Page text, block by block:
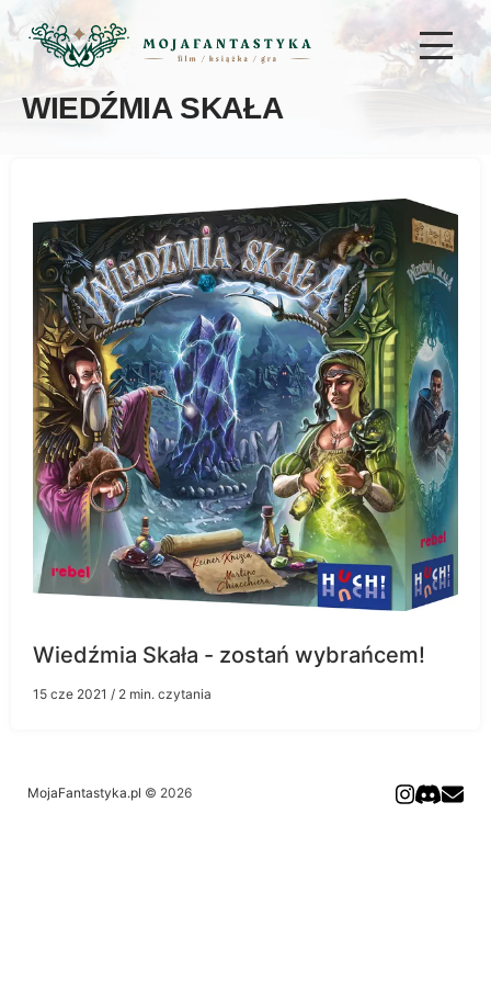
WIEDŹMIA SKAŁA
Wiedźmia Skała - zostań wybrańcem!
15 cze 2021 / 2 min. czytania
MojaFantastyka.pl © 2026